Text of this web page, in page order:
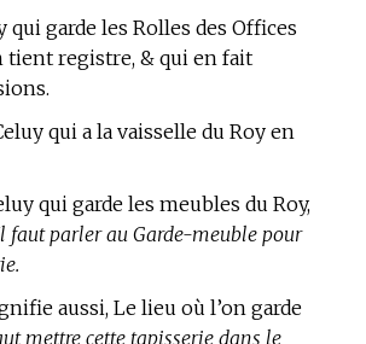
qui garde les Rolles des Offices
tient registre, & qui en fait
qui a la vaisselle du Roy en
qui garde les meubles du Roy,
faut parler au Garde-meuble pour
aussi, Le lieu où l’on garde
mettre cette tapisserie dans le